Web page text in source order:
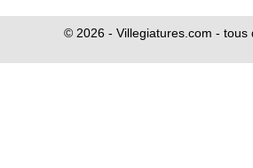
© 2026 - Villegiatures.com - tous